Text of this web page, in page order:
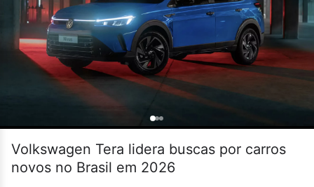
Volkswagen Tera lidera buscas por carros
novos no Brasil em 2026